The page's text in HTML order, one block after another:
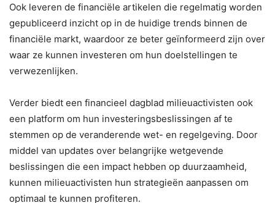
Ook leveren de financiële artikelen die regelmatig worden
gepubliceerd inzicht op in de huidige trends binnen de
financiële markt, waardoor ze beter geïnformeerd zijn over
waar ze kunnen investeren om hun doelstellingen te
verwezenlijken.
Verder biedt een financieel dagblad milieuactivisten ook
een platform om hun investeringsbeslissingen af te
stemmen op de veranderende wet- en regelgeving. Door
middel van updates over belangrijke wetgevende
beslissingen die een impact hebben op duurzaamheid,
kunnen milieuactivisten hun strategieën aanpassen om
optimaal te kunnen profiteren.